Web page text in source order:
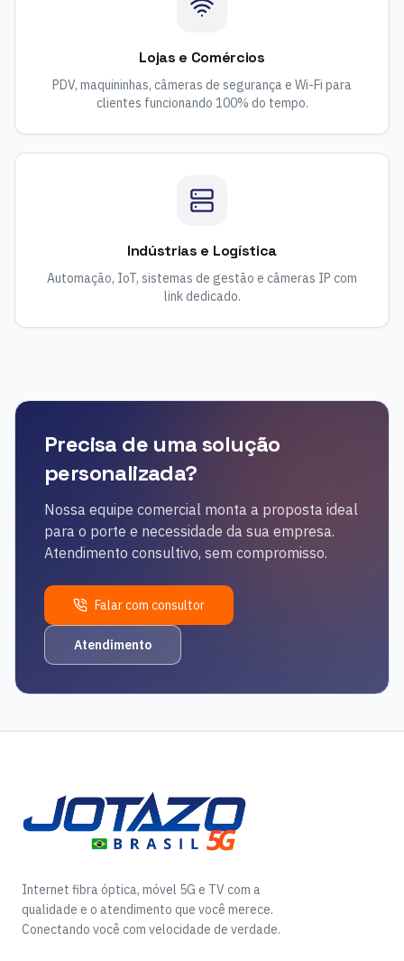
Lojas e Comércios
PDV, maquininhas, câmeras de segurança e Wi-Fi para
clientes funcionando 100% do tempo.
Indústrias e Logística
Automação, IoT, sistemas de gestão e câmeras IP com
link dedicado.
Precisa de uma solução
personalizada?
Nossa equipe comercial monta a proposta ideal
para o porte e necessidade da sua empresa.
Atendimento consultivo, sem compromisso.
Falar com consultor
Atendimento
Internet fibra óptica, móvel 5G e TV com a
qualidade e o atendimento que você merece.
Conectando você com velocidade de verdade.